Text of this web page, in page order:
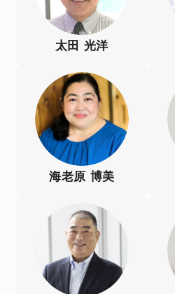
太田 光洋
海老原 博美